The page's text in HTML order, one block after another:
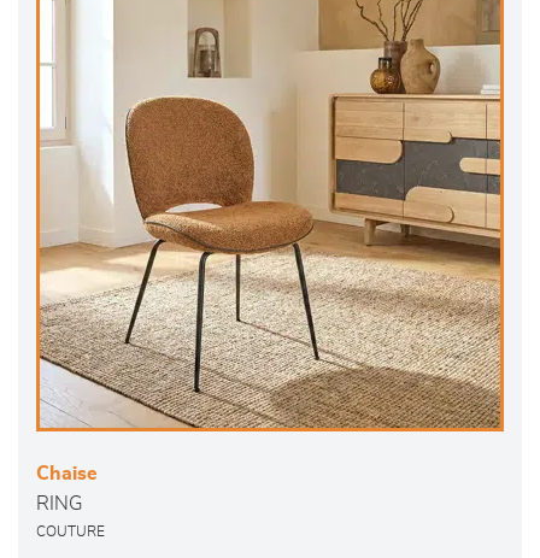
Chaise
RING
COUTURE